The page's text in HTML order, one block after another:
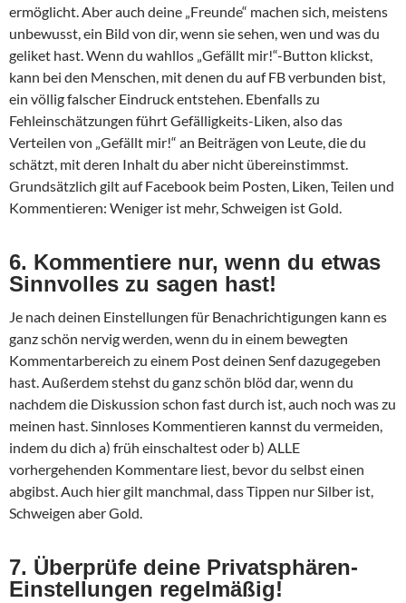
ermöglicht. Aber auch deine „Freunde“ machen sich, meistens
unbewusst, ein Bild von dir, wenn sie sehen, wen und was du
geliket hast. Wenn du wahllos „Gefällt mir!“-Button klickst,
kann bei den Menschen, mit denen du auf FB verbunden bist,
ein völlig falscher Eindruck entstehen. Ebenfalls zu
Fehleinschätzungen führt Gefälligkeits-Liken, also das
Verteilen von „Gefällt mir!“ an Beiträgen von Leute, die du
schätzt, mit deren Inhalt du aber nicht übereinstimmst.
Grundsätzlich gilt auf Facebook beim Posten, Liken, Teilen und
Kommentieren: Weniger ist mehr, Schweigen ist Gold.
6. Kommentiere nur, wenn du etwas
Sinnvolles zu sagen hast!
Je nach deinen Einstellungen für Benachrichtigungen kann es
ganz schön nervig werden, wenn du in einem bewegten
Kommentarbereich zu einem Post deinen Senf dazugegeben
hast. Außerdem stehst du ganz schön blöd dar, wenn du
nachdem die Diskussion schon fast durch ist, auch noch was zu
meinen hast. Sinnloses Kommentieren kannst du vermeiden,
indem du dich a) früh einschaltest oder b) ALLE
vorhergehenden Kommentare liest, bevor du selbst einen
abgibst. Auch hier gilt manchmal, dass Tippen nur Silber ist,
Schweigen aber Gold.
7. Überprüfe deine Privatsphären-
Einstellungen regelmäßig!